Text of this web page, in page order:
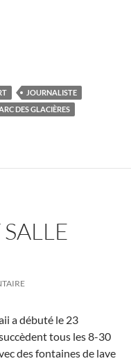
avec Jean-Paul Ollivier
JOURNALISTE
DES GLACIÈRES
a débuté le 23
tous les 8-30
des fontaines de lave